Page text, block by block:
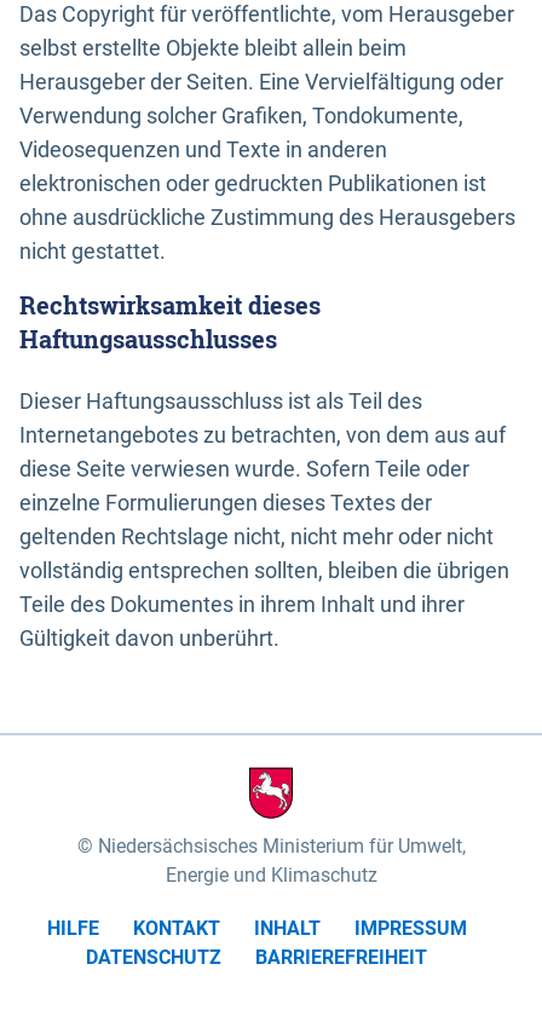
Das Copyright für veröffentlichte, vom Herausgeber
selbst erstellte Objekte bleibt allein beim
Herausgeber der Seiten. Eine Vervielfältigung oder
Verwendung solcher Grafiken, Tondokumente,
Videosequenzen und Texte in anderen
elektronischen oder gedruckten Publikationen ist
ohne ausdrückliche Zustimmung des Herausgebers
nicht gestattet.
Rechtswirksamkeit dieses
Haftungsausschlusses
Dieser Haftungsausschluss ist als Teil des
Internetangebotes zu betrachten, von dem aus auf
diese Seite verwiesen wurde. Sofern Teile oder
einzelne Formulierungen dieses Textes der
geltenden Rechtslage nicht, nicht mehr oder nicht
vollständig entsprechen sollten, bleiben die übrigen
Teile des Dokumentes in ihrem Inhalt und ihrer
Gültigkeit davon unberührt.
Niedersächsisches Ministerium für Umwelt,
Energie und Klimaschutz
HILFE KONTAKT INHALT
IMPRESSUM
DATENSCHUTZ
BARRIEREFREIHEIT